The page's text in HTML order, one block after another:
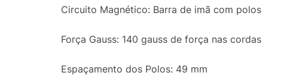
Circuito Magnético: Barra de imã com polos
Força Gauss: 140 gauss de força nas cordas
Espaçamento dos Polos: 49 mm